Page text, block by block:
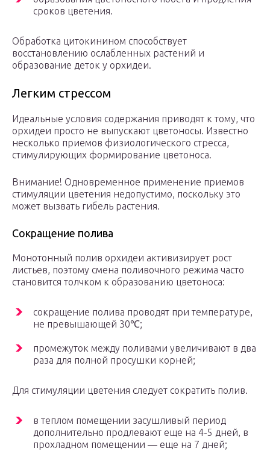
сроков цветения.
Обработка цитокинином способствует
восстановлению ослабленных растений и
образование деток у орхидеи.
Легким стрессом
Идеальные условия содержания приводят к тому, что
орхидеи просто не выпускают цветоносы. Известно
несколько приемов физиологического стресса,
стимулирующих формирование цветоноса.
Внимание! Одновременное применение приемов
стимуляции цветения недопустимо, поскольку это
может вызвать гибель растения.
Сокращение полива
Монотонный полив орхидеи активизирует рост
листьев, поэтому смена поливочного режима часто
становится толчком к образованию цветоноса:
сокращение полива проводят при температуре,
не превышающей 30℃;
промежуток между поливами увеличивают в два
раза для полной просушки корней;
Для стимуляции цветения следует сократить полив.
в теплом помещении засушливый период
дополнительно продлевают еще на 4-5 дней, в
прохладном помещении — еще на 7 дней;